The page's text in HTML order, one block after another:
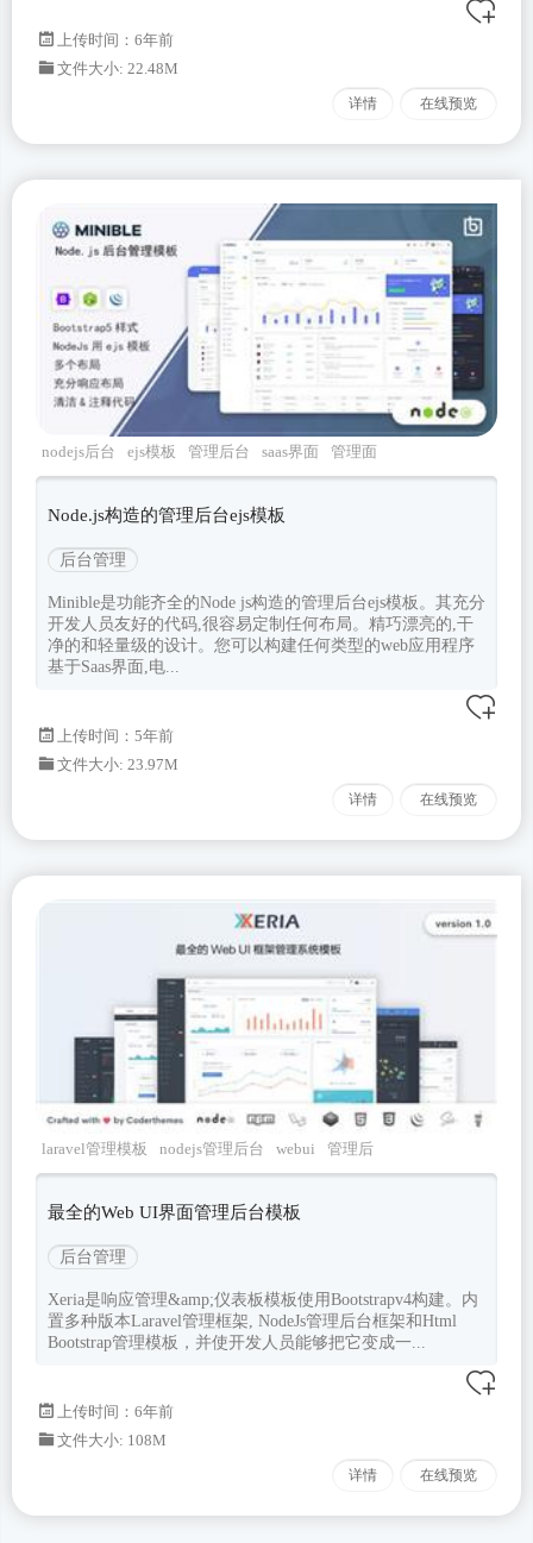
上传时间：6年前
文件大小: 22.48M
详情 在线预览
nodejs后台 ejs模板 管理后台 saas界面
管理面
板
Node.js构造的管理后台ejs模板
后台管理
Minible是功能齐全的Node js构造的管理后台ejs模板。其充分
开发人员友好的代码,很容易定制任何布局。精巧漂亮的,干
净的和轻量级的设计。您可以构建任何类型的web应用程序
基于Saas界面,电...
上传时间：5年前
文件大小: 23.97M
详情 在线预览
laravel管理模板 nodejs管理后台 webui
管理后
台
bootstrap模板
最全的Web UI界面管理后台模板
后台管理
Xeria是响应管理&amp;仪表板模板使用Bootstrapv4构建。内
置多种版本Laravel管理框架, NodeJs管理后台框架和Html
Bootstrap管理模板，并使开发人员能够把它变成一...
上传时间：6年前
文件大小: 108M
详情 在线预览